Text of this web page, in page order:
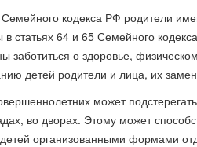
Семейного кодекса РФ родители
статьях 64 и 65 Семейного
заботиться о здоровье,
детей родители и лица, их
может
во дворах. Этому может
детей организованными формами